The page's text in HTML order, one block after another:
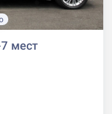
мест